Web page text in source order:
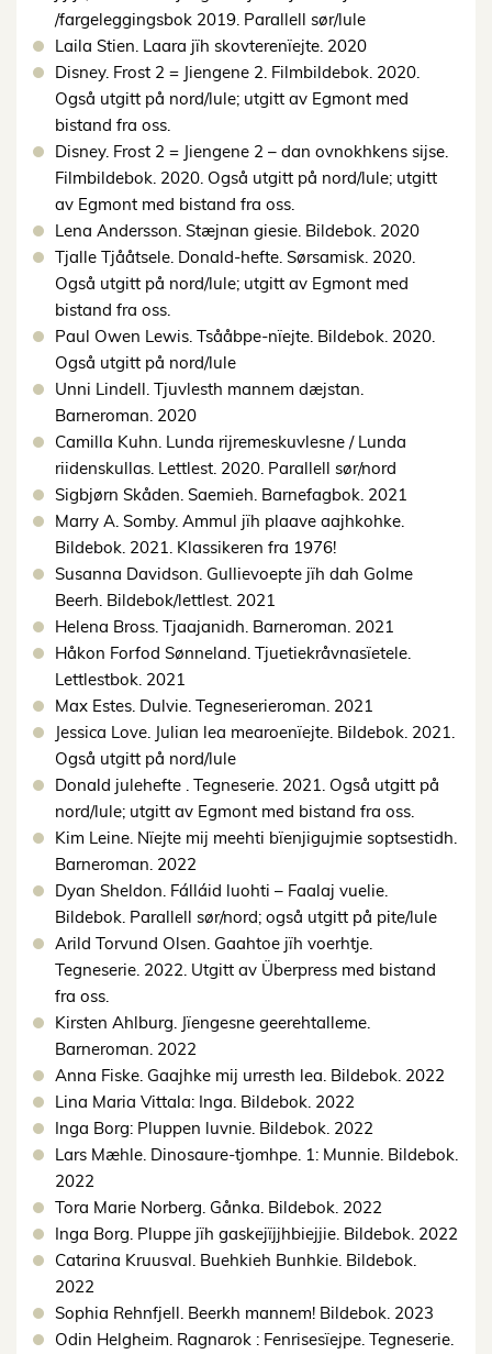
/fargeleggingsbok 2019. Parallell sør/lule
Laila Stien. Laara jïh skovterenïejte. 2020
Disney. Frost 2 = Jiengene 2. Filmbildebok. 2020.
Også utgitt på nord/lule; utgitt av Egmont med
bistand fra oss.
Disney. Frost 2 = Jiengene 2 – dan ovnokhkens sijse.
Filmbildebok. 2020. Også utgitt på nord/lule; utgitt
av Egmont med bistand fra oss.
Lena Andersson. Stæjnan giesie. Bildebok. 2020
Tjalle Tjååtsele. Donald-hefte. Sørsamisk. 2020.
Også utgitt på nord/lule; utgitt av Egmont med
bistand fra oss.
Paul Owen Lewis. Tsååbpe-nïejte. Bildebok. 2020.
Også utgitt på nord/lule
Unni Lindell. Tjuvlesth mannem dæjstan.
Barneroman. 2020
Camilla Kuhn. Lunda rijremeskuvlesne / Lunda
riidenskullas. Lettlest. 2020. Parallell sør/nord
Sigbjørn Skåden. Saemieh. Barnefagbok. 2021
Marry A. Somby. Ammul jïh plaave aajhkohke.
Bildebok. 2021. Klassikeren fra 1976!
Susanna Davidson. Gullievoepte jïh dah Golme
Beerh. Bildebok/lettlest. 2021
Helena Bross. Tjaajanidh. Barneroman. 2021
Håkon Forfod Sønneland. Tjuetiekråvnasïetele.
Lettlestbok. 2021
Max Estes. Dulvie. Tegneserieroman. 2021
Jessica Love. Julian lea mearoenïejte. Bildebok. 2021.
Også utgitt på nord/lule
Donald julehefte . Tegneserie. 2021. Også utgitt på
nord/lule; utgitt av Egmont med bistand fra oss.
Kim Leine. Nïejte mij meehti bïenjigujmie soptsestidh.
Barneroman. 2022
Dyan Sheldon. Fálláid luohti – Faalaj vuelie.
Bildebok. Parallell sør/nord; også utgitt på pite/lule
Arild Torvund Olsen. Gaahtoe jïh voerhtje.
Tegneserie. 2022. Utgitt av Überpress med bistand
fra oss.
Kirsten Ahlburg. Jïengesne geerehtalleme.
Barneroman. 2022
Anna Fiske. Gaajhke mij urresth lea. Bildebok. 2022
Lina Maria Vittala: Inga. Bildebok. 2022
Inga Borg: Pluppen luvnie. Bildebok. 2022
Lars Mæhle. Dinosaure-tjomhpe. 1: Munnie. Bildebok.
2022
Tora Marie Norberg. Gånka. Bildebok. 2022
Inga Borg. Pluppe jïh gaskejïjjhbiejjie. Bildebok. 2022
Catarina Kruusval. Buehkieh Bunhkie. Bildebok.
2022
Sophia Rehnfjell. Beerkh mannem! Bildebok. 2023
Odin Helgheim. Ragnarok : Fenrisesïejpe. Tegneserie.